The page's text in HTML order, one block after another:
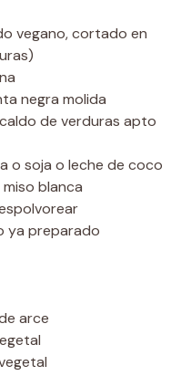
vegano, cortado en
negra molida
de verduras apto
o soja o leche de coco
blanca
ya preparado
arce